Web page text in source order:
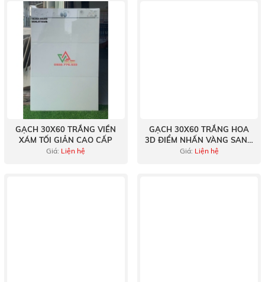
GẠCH 30X60 TRẮNG VIỀN
XÁM TỐI GIẢN CAO CẤP
Giá: Liện hệ
GẠCH 30X60 TRẮNG HOA
3D ĐIỂM NHẤN VÀNG SANG
TRỌNG
Giá: Liện hệ